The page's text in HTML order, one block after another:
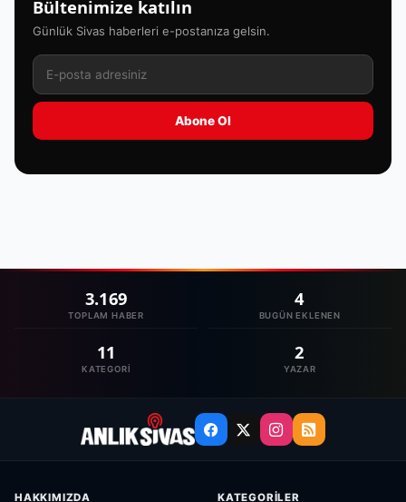
Bültenimize katılın
Günlük Sivas haberleri e-postanıza gelsin.
Abone Ol
3.169
TOPLAM HABER
4
BUGÜN EKLENEN
11
KATEGORI
2
YAZAR
HAKKIMIZDA KATEGORILER